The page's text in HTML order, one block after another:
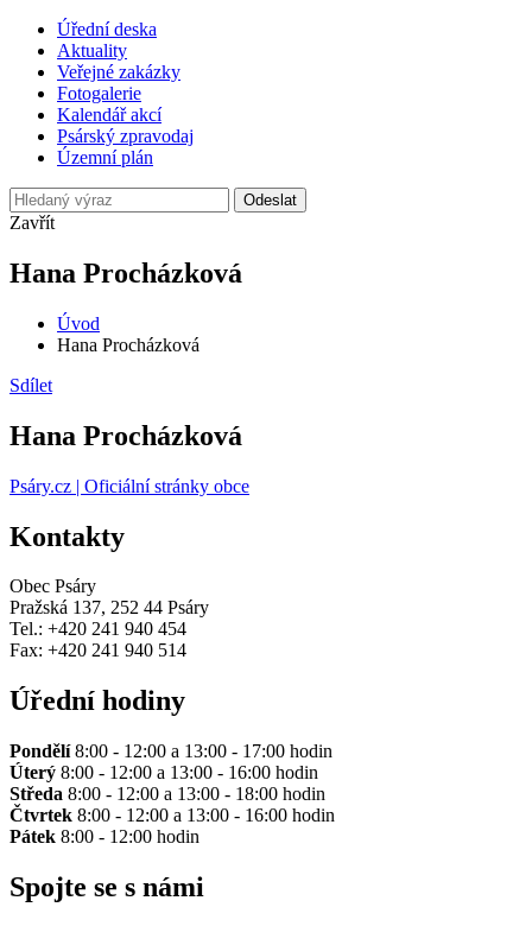
Úřední deska
Aktuality
Veřejné zakázky
Fotogalerie
Kalendář akcí
Psárský zpravodaj
Územní plán
Odeslat
Zavřít
Hana Procházková
Úvod
Hana Procházková
Sdílet
Hana Procházková
Psáry.cz | Oficiální stránky obce
Kontakty
Obec Psáry
Pražská 137, 252 44 Psáry
Tel.: +420 241 940 454
Fax: +420 241 940 514
Úřední hodiny
Pondělí8:00 - 12:00 a 13:00 - 17:00 hodin
Úterý 8:00 - 12:00 a 13:00 - 16:00 hodin
Středa 8:00 - 12:00 a 13:00 - 18:00 hodin
Čtvrtek 8:00 - 12:00 a 13:00 - 16:00 hodin
Pátek 8:00 - 12:00 hodin
Spojte se s námi